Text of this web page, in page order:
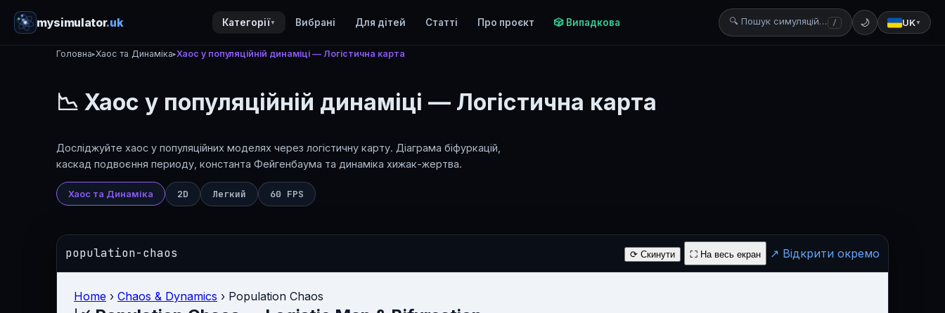
mysimulator.uk Категорії ▼ Вибрані Для дітей Статті Про проєкт 🎲 Випадкова 🔍 Пошук симуляцій… / 🌙 UK ▼
Головна▸Хаос та Динаміка▸Хаос у популяційній динаміці — Логістична карта
📉 Хаос у популяційній динаміці — Логістична карта
Досліджуйте хаос у популяційних моделях через логістичну карту. Діаграма біфуркацій,
каскад подвоєння периоду, константа Фейгенбаума та динаміка хижак-жертва.
Хаос та Динаміка 2D Легкий 60 FPS
population-chaos ⟳ Скинути ⛶ На весь екран ↗ Відкрити окремо